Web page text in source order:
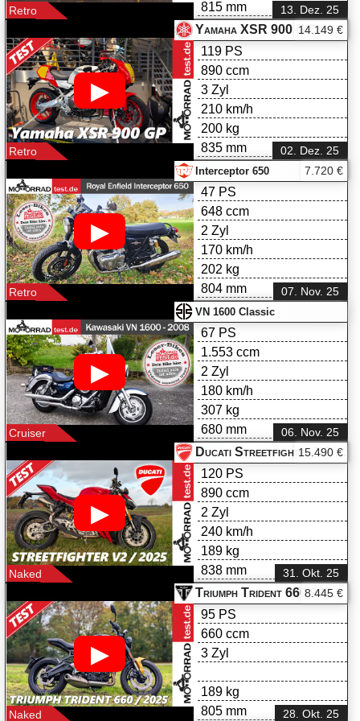
13. Dez. 25
Retro
815 mm
▶
Yamaha XSR 900 GP im Test
02. Dez. 25
Retro
14.149 €
119 PS
890 ccm
3 Zyl
210 km/h
200 kg
835 mm
▶
Interceptor 650
07. Nov. 25
Retro
7.720 €
47 PS
648 ccm
2 Zyl
170 km/h
202 kg
804 mm
▶
VN 1600 Classic
06. Nov. 25
Cruiser
67 PS
1.553 ccm
2 Zyl
180 km/h
307 kg
680 mm
▶
Ducati Streetfighter V2 Test 2025
31. Okt. 25
Naked
15.490 €
120 PS
890 ccm
2 Zyl
240 km/h
189 kg
838 mm
▶
Triumph Trident 660 2025 im Test
28. Okt. 25
Naked
8.445 €
95 PS
660 ccm
3 Zyl
189 kg
805 mm